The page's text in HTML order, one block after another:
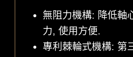
無阻力機構: 降低軸
力, 使用方便.
專利棘輪式機構: 第